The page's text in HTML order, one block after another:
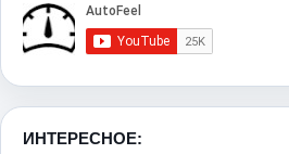
ИНТЕРЕСНОЕ: